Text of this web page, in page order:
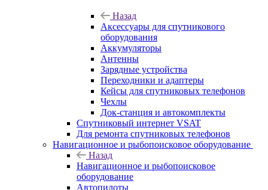
Назад
Аксессуары для спутникового
оборудования
Аккумуляторы
Антенны
Зарядные устройства
Переходники и адаптеры
Кейсы для спутниковых телефонов
Чехлы
Док-станция и автокомплекты
Спутниковый интернет VSAT
Для ремонта спутниковых телефонов
Навигационное и рыбопоисковое оборудование
Назад
Навигационное и рыбопоисковое
оборудование
Автопилоты